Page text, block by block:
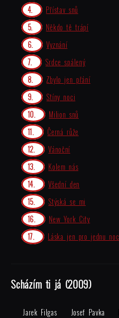
Přístav snů
Někdo tě trápí
Vyznání
Srdce spálený
Zbylo jen přání
Stíny noci
Milion snů
Černá růže
Vánoční
Kolem nás
Všední den
Stýská se mi
New York City
Láska jen pro jednu noc
Scházím ti já (2009)
Jarek Filgas Josef Pavka